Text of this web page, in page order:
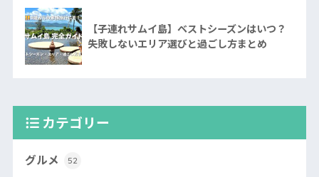
【子連れサムイ島】ベストシーズンはいつ？
失敗しないエリア選びと過ごし方まとめ
カテゴリー
グルメ 52